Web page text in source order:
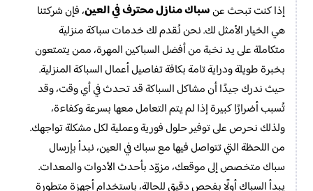
إذا كنت تبحث عنسباك منازل محترف في العين، فإن شركتنا
هي الخيار الأمثل لك. نحن نُقدم لك خدمات سباكة منزلية
متكاملة على يد نخبة من أفضل السباكين المهرة، ممن يتمتعون
بخبرة طويلة ودراية تامة بكافة تفاصيل أعمال السباكة المنزلية.
حيث ندرك جيدًا أن مشاكل السباكة قد تحدث في أي وقت، وقد
تُسبب أضرارًا كبيرة إذا لم يتم التعامل معها بسرعة وكفاءة،
ولذلك نحرص على توفير حلول فورية وعملية لكل مشكلة تواجهك.
من اللحظة التي تتواصل فيها مع سباك في العين، نبدأ بإرسال
سباك متخصص إلى موقعك، مزوّد بأحدث الأدوات والمعدات.
يبدأ السباك أولًا بفحص دقيق للحالة، باستخدام أجهزة متطورة